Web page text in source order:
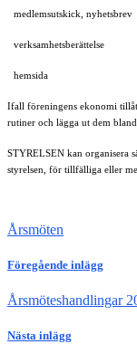
nyhetsbrev
Ifall föreningens ekonomi
rutiner och lägga ut dem
STYRELSEN kan organisera
styrelsen, för tillfälliga eller
Årsmöten
Föregående inlägg
Årsmöteshandlingar
Nästa inlägg